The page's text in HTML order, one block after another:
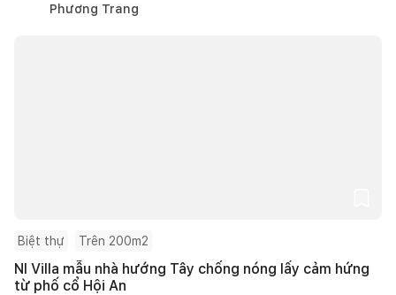
Phương Trang
Biệt thự Trên 200m2
NI Villa mẫu nhà hướng Tây chống nóng lấy cảm hứng
từ phố cổ Hội An